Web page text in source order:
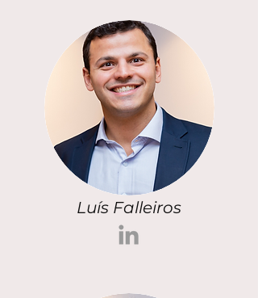
Luís Falleiros